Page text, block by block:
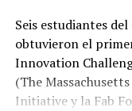
ciudades y
Bogotá, El Paujil
Barranquilla,
Barichara, Sopó y
Tecnología.
Seis estudiantes del
obtuvieron el
Innovation
(The
Initiative y la Fab